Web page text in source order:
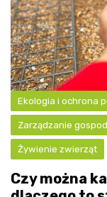
Ekologia i ochrona
Zarządzanie
Żywienie zwierząt
Czy można